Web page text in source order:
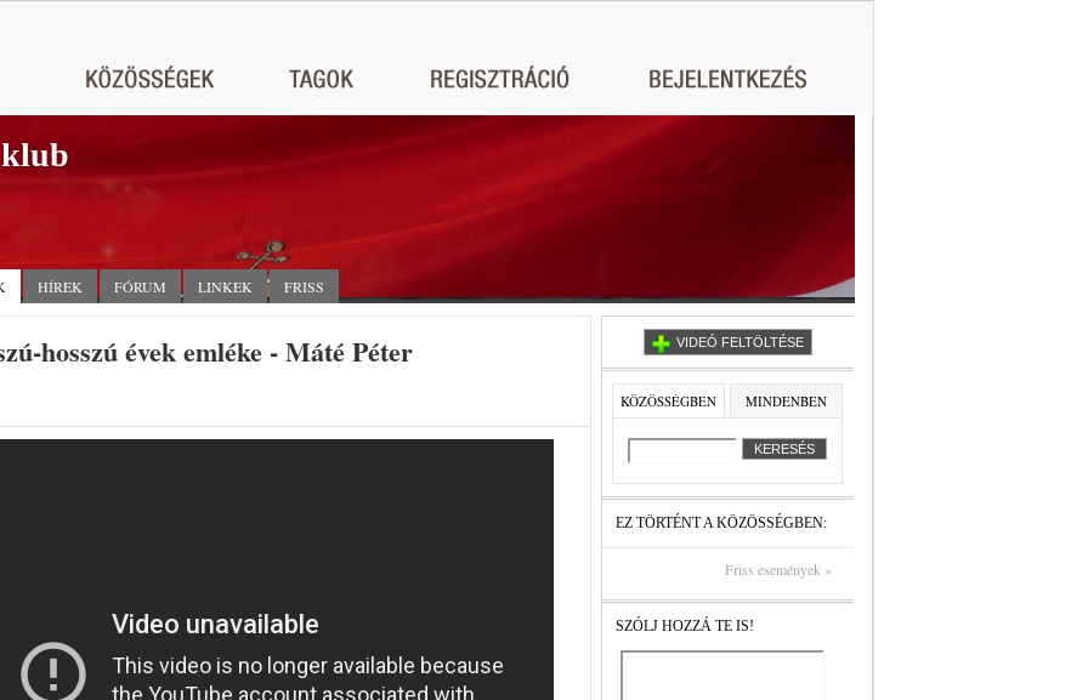
klub
HÍREK FÓRUM LINKEK FRISS
hosszú évek emléke - Máté Péter VIDEÓ FELTÖLTÉSE
KÖZÖSSÉGBEN MINDENBEN
EZ TÖRTÉNT A KÖZÖSSÉGBEN:
Friss események »
SZÓLJ HOZZÁ TE IS!